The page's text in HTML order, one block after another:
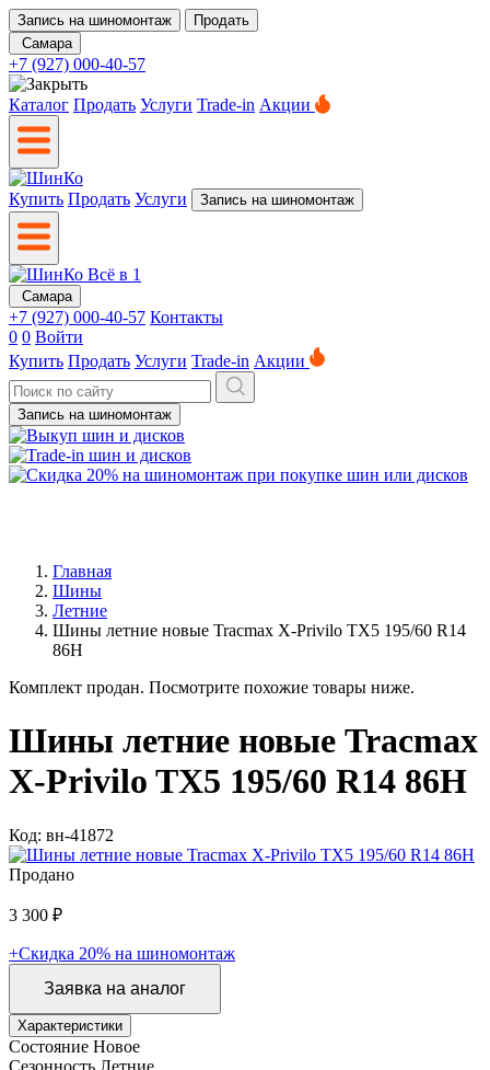
Запись на шиномонтаж
Продать
Самара
+7 (927) 000-40-57
Каталог Продать Услуги Trade-in Акции
Купить Продать Услуги Запись на шиномонтаж
Самара
+7 (927) 000-40-57 Контакты
0 0 Войти
Купить Продать Услуги Trade-in Акции
Запись на шиномонтаж
Главная
Шины
Летние
Шины летние новые Tracmax X-Privilo TX5 195/60 R14
86H
Комплект продан. Посмотрите похожие товары ниже.
Шины летние новые Tracmax
X-Privilo TX5 195/60 R14 86H
Код: вн-41872
Продано
3 300 ₽
+Скидка 20% на шиномонтаж
Заявка на аналог
Характеристики
Состояние Новое
Сезонность Летние